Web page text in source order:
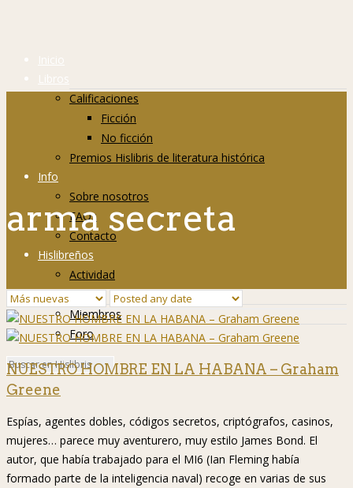
Inicio
Libros
Calificaciones
Ficción
No ficción
Premios Hislibris de literatura histórica
Info
Sobre nosotros
FAQs
Contacto
Hislibreños
Actividad
Grupos
Miembros
Foro
arma secreta
NUESTRO HOMBRE EN LA HABANA – Graham
Greene
Espías, agentes dobles, códigos secretos, criptógrafos, casinos,
mujeres… parece muy aventurero, muy estilo James Bond. El
autor, que había trabajado para el MI6 (Ian Fleming había
formado parte de la inteligencia naval) recoge en varias de sus